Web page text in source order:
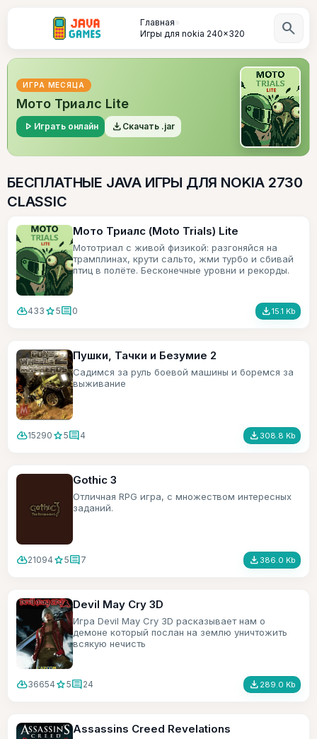
Главная»
Игры для nokia 240x320
search
ИГРА МЕСЯЦА
Мото Триалс Lite
play_arrow Играть онлайн file_download Скачать .jar
БЕСПЛАТНЫЕ JAVA ИГРЫ ДЛЯ NOKIA 2730
CLASSIC
Мото Триалс (Moto Trials) Lite
Мототриал с живой физикой: разгоняйся на
трамплинах, крути сальто, жми турбо и сбивай
птиц в полёте. Бесконечные уровни и рекорды.
cloud_download433 star5comment0 file_download15.1 Kb
Пушки, Тачки и Безумие 2
Садимся за руль боевой машины и боремся за
выживание
cloud_download15290 star5comment4 file_download 308.8 Kb
Gothic 3
Отличная RPG игра, с множеством интересных
заданий.
cloud_download21094 star5comment7 file_download 386.0 Kb
Devil May Cry 3D
Игра Devil May Cry 3D расказывает нам о
демоне который послан на землю уничтожить
всякую нечисть
cloud_download36654 star5comment24 file_download 289.0 Kb
Assassins Creed Revelations